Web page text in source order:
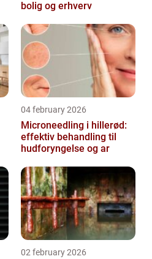
bolig og erhverv
04 february 2026
Microneedling i hillerød:
effektiv behandling til
hudforyngelse og ar
02 february 2026